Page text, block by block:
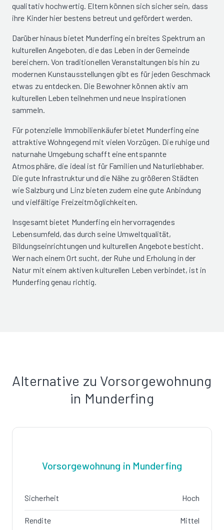
qualitativ hochwertig. Eltern können sich sicher sein, dass
ihre Kinder hier bestens betreut und gefördert werden.
Darüber hinaus bietet Munderfing ein breites Spektrum an
kulturellen Angeboten, die das Leben in der Gemeinde
bereichern. Von traditionellen Veranstaltungen bis hin zu
modernen Kunstausstellungen gibt es für jeden Geschmack
etwas zu entdecken. Die Bewohner können aktiv am
kulturellen Leben teilnehmen und neue Inspirationen
sammeln.
Für potenzielle Immobilienkäufer bietet Munderfing eine
attraktive Wohngegend mit vielen Vorzügen. Die ruhige und
naturnahe Umgebung schafft eine entspannte
Atmosphäre, die ideal ist für Familien und Naturliebhaber.
Die gute Infrastruktur und die Nähe zu größeren Städten
wie Salzburg und Linz bieten zudem eine gute Anbindung
und vielfältige Freizeitmöglichkeiten.
Insgesamt bietet Munderfing ein hervorragendes
Lebensumfeld, das durch seine Umweltqualität,
Bildungseinrichtungen und kulturellen Angebote besticht.
Wer nach einem Ort sucht, der Ruhe und Erholung in der
Natur mit einem aktiven kulturellen Leben verbindet, ist in
Munderfing genau richtig.
Alternative zu Vorsorgewohnung
in Munderfing
Vorsorgewohnung in Munderfing
Sicherheit Hoch
Rendite Mittel